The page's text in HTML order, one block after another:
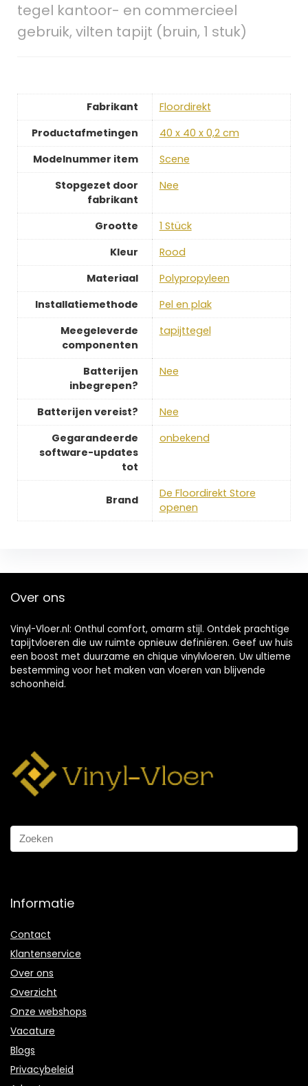
tegel kantoor- en commercieel
gebruik, vilten tapijt (bruin, 1 stuk)
Fabrikant
‎Floordirekt
Productafmetingen
‎40 x 40 x 0,2 cm
Modelnummer item
‎Scene
Stopgezet door
fabrikant
‎Nee
Grootte
‎1 Stück
Kleur
‎Rood
Materiaal
‎Polypropyleen
Installatiemethode
‎Pel en plak
Meegeleverde
componenten
‎tapijttegel
Batterijen
inbegrepen?
‎Nee
Batterijen vereist?
‎Nee
Gegarandeerde
software-updates
tot
‎onbekend
Brand
De Floordirekt Store
openen
Over ons
Vinyl-Vloer.nl: Onthul comfort, omarm stijl. Ontdek prachtige
tapijtvloeren die uw ruimte opnieuw definiëren. Geef uw huis
een boost met duurzame en chique vinylvloeren. Uw ultieme
bestemming voor het maken van vloeren van blijvende
schoonheid.
Informatie
Contact
Klantenservice
Over ons
Overzicht
Onze webshops
Vacature
Blogs
Privacybeleid